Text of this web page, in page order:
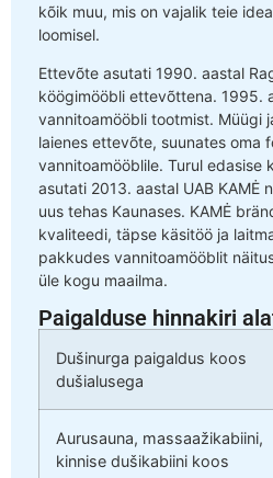
kõik muu, mis on vajalik teie
loomisel.
Ettevõte asutati 1990. aastal
köögimööbli ettevõttena. 1995.
vannitoamööbli tootmist. Müügi
laienes ettevõte, suunates oma
vannitoamööblile. Turul edasise
asutati 2013. aastal UAB KAMĖ
uus tehas Kaunases. KAMĖ
kvaliteedi, täpse käsitöö ja
pakkudes vannitoamööblit
üle kogu maailma.
Paigalduse hinnakiri
Dušinurga paigaldus koos
dušialusega
Aurusauna, massaažikabiini,
kinnise dušikabiini koos